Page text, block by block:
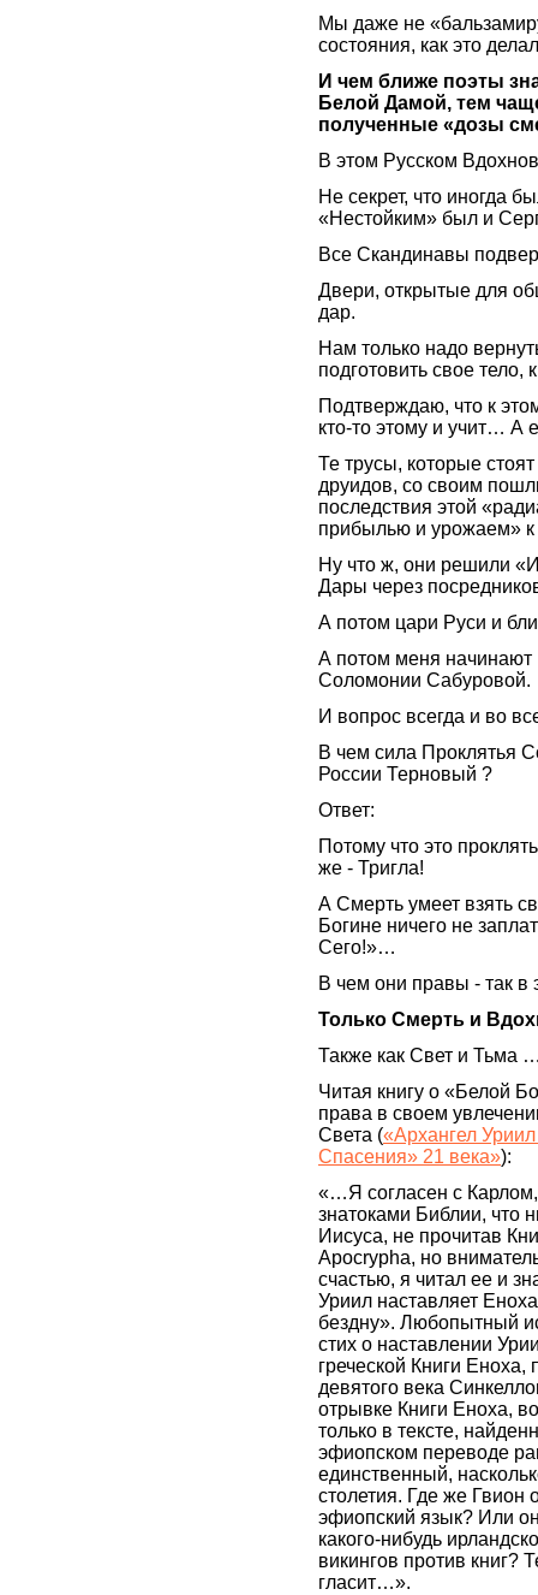
Мы даже не
состояния, как это
И чем ближе поэты
Белой Дамой, тем
полученные «дозы
В этом Русском
Не секрет, что иногда
«Нестойким» был и
Все Скандинавы
Двери, открытые для
дар.
Нам только надо
подготовить свое
Подтверждаю, что к
кто-то этому и учит… А
Те трусы, которые
друидов, со своим
последствия этой
прибылью и урожаем» к
Ну что ж, они решили
Дары через
А потом цари Руси и
А потом меня начинают
Соломонии Сабуровой.
И вопрос всегда и во
В чем сила Проклятья
России Терновый ?
Ответ:
Потому что это
же - Тригла!
А Смерть умеет взять
Богине ничего не
Сего!»…
В чем они правы - так
Только Смерть и
Также как Свет и Тьма
Читая книгу о «Белой
права в своем
Света («Архангел
Спасения» 21 века»):
«…Я согласен с
знатоками Библии, что
Иисуса, не прочитав
Apocrypha, но
счастью, я читал ее и
Уриил наставляет
бездну». Любопытный
стих о наставлении
греческой Книги
девятого века
отрывке Книги Еноха,
только в тексте,
эфиопском переводе
единственный,
столетия. Где же Гвион
эфиопский язык? Или
какого-нибудь
викингов против книг?
гласит…».